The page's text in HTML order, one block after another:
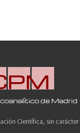
de Madrid
Científica, sin carácter